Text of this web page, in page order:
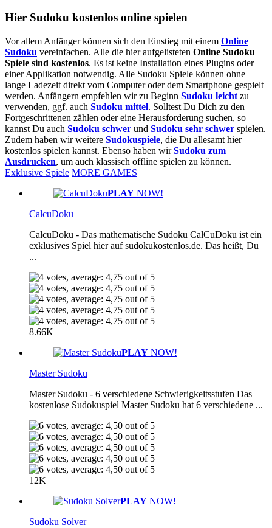
Hier Sudoku kostenlos online spielen
Vor allem Anfänger können sich den Einstieg mit einem Online
Sudoku vereinfachen. Alle die hier aufgelisteten Online Sudoku
Spiele sind kostenlos. Es ist keine Installation eines Plugins oder
einer Applikation notwendig. Alle Sudoku Spiele können ohne
lange Ladezeit direkt vom Computer oder dem Smartphone gespielt
werden. Anfängern empfehlen wir zu Beginn Sudoku leicht zu
verwenden, ggf. auch Sudoku mittel. Solltest Du Dich zu den
Fortgeschrittenen zählen oder eine Herausforderung suchen, so
kannst Du auch Sudoku schwer und Sudoku sehr schwer spielen.
Zudem haben wir weitere Sudokuspiele, die Du allesamt hier
kostenlos spielen kannst. Ebenso haben wirSudoku zum
Ausdrucken, um auch klassisch offline spielen zu können.
Exklusive Spiele MORE GAMES
PLAY NOW!
CalcuDoku
CalcuDoku - Das mathematische Sudoku CalCuDoku ist ein
exklusives Spiel hier auf sudokukostenlos.de. Das heißt, Du
...
8.66K
PLAY NOW!
Master Sudoku
Master Sudoku - 6 verschiedene Schwierigkeitsstufen Das
kostenlose Sudokuspiel Master Sudoku hat 6 verschiedene ...
12K
PLAY NOW!
Sudoku Solver